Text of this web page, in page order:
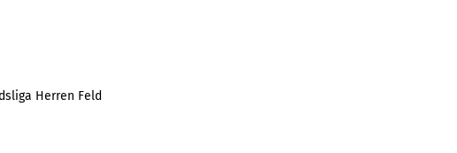
Herren Feld